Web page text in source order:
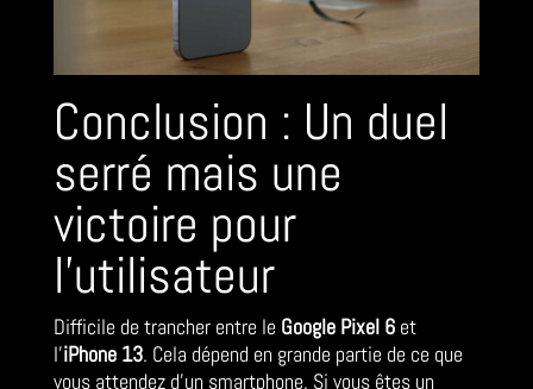
Conclusion : Un duel
serré mais une
victoire pour
l’utilisateur
Difficile de trancher entre le Google Pixel 6et
l’iPhone 13. Cela dépend en grande partie de ce que
vous attendez d’un smartphone. Si vous êtes un